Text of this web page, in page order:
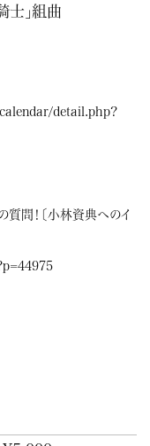
士」組曲
detail.php?
質問！〔小林資典へのイ